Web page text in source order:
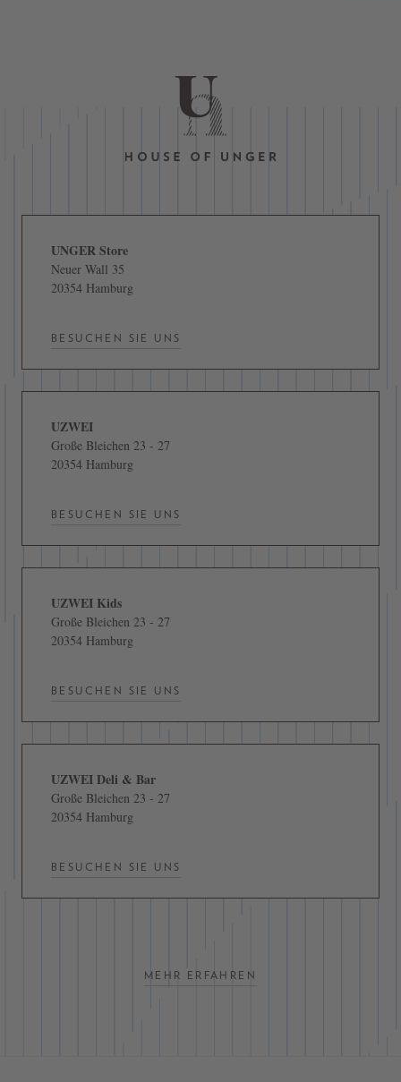
UNGER Store
Neuer Wall 35
20354 Hamburg
BESUCHEN SIE UNS
UZWEI
Große Bleichen 23 - 27
20354 Hamburg
BESUCHEN SIE UNS
UZWEI Kids
Große Bleichen 23 - 27
20354 Hamburg
BESUCHEN SIE UNS
UZWEI Deli & Bar
Große Bleichen 23 - 27
20354 Hamburg
BESUCHEN SIE UNS
MEHR ERFAHREN